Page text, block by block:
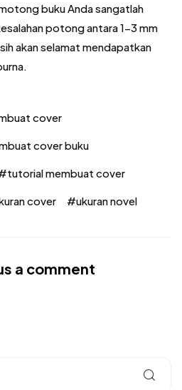
buku Anda sangatlah
potong antara 1-3 mm
akan selamat mendapatkan
cover
cover buku
tutorial membuat cover
cover ukuran novel
a comment